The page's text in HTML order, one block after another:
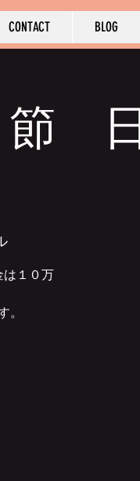
CONTACT BLOG
節 日
は１０万
。